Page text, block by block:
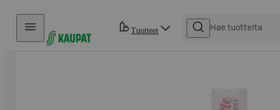
Hyppää sisältöön
Tuotteet